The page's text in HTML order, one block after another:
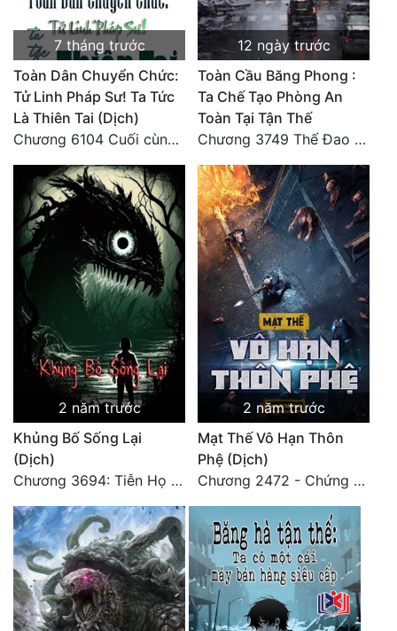
Tu Chân
Tu Tiên
Tội Phạm
Vô Địch
Võ Hiệp
Võng Du
Xuyên Không
Xuyên Nhanh
Xuyên Sách
Xuyên Thư
Điền Văn
Đông Phương
Đông Phương Huyền Huyễn
Đồng Nhân
Cẩu Đạo Trường Sinh
Ngự Thú
7 tháng trước
Toàn Dân Chuyển Chức:
Tử Linh Pháp Sư! Ta Tức
Là Thiên Tai (Dịch)
Chương 6104 Cuối cùng (HẾT)
12 ngày trước
Toàn Cầu Băng Phong :
Ta Chế Tạo Phòng An
Toàn Tại Tận Thế
Chương 3749 Thế Đao xuất kích
2 năm trước
Khủng Bố Sống Lại
(Dịch)
Chương 3694: Tiễn Họ Đoạn Đường Cuối - Hoàn
2 năm trước
Mạt Thế Vô Hạn Thôn
Phệ (Dịch)
Chương 2472 - Chứng đạo vĩnh hằng! (Đại kết cục) (4)